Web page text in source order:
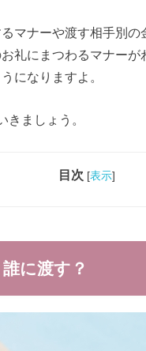
マナーや渡す相手別
礼にまつわるマナー
になりますよ。
ましょう。
目次 [表示]
に渡す？